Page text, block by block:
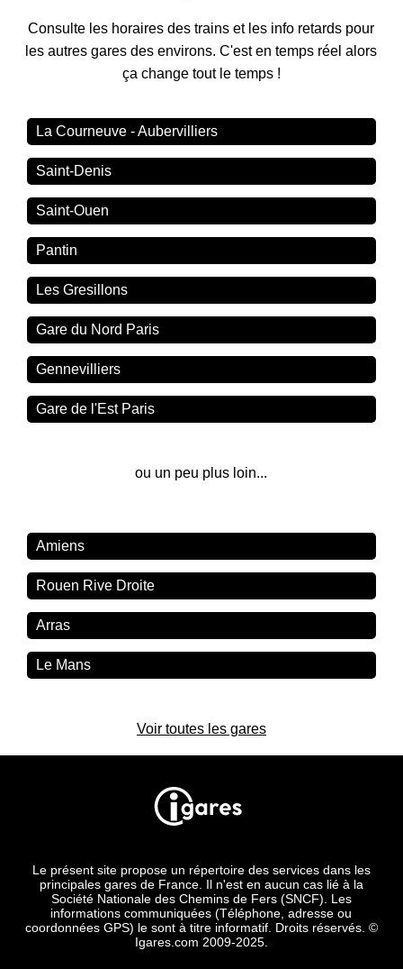
Consulte les horaires des trains et les info retards pour
les autres gares des environs. C'est en temps réel alors
ça change tout le temps !
La Courneuve - Aubervilliers
Saint-Denis
Saint-Ouen
Pantin
Les Gresillons
Gare du Nord Paris
Gennevilliers
Gare de l'Est Paris
ou un peu plus loin...
Amiens
Rouen Rive Droite
Arras
Le Mans
Voir toutes les gares
Le présent site propose un répertoire des services dans les
principales gares de France. Il n'est en aucun cas lié à la
Société Nationale des Chemins de Fers (SNCF). Les
informations communiquées (Téléphone, adresse ou
coordonnées GPS) le sont à titre informatif. Droits réservés. ©
Igares.com 2009-2025.